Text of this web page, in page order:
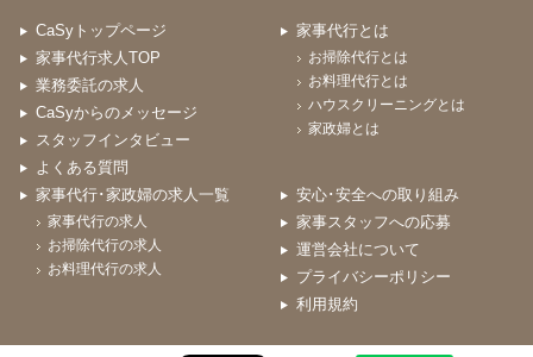
CaSyトップページ
家事代行求人TOP
業務委託の求人
CaSyからのメッセージ
スタッフインタビュー
よくある質問
家事代行とは
お掃除代行とは
お料理代行とは
ハウスクリーニングとは
家政婦とは
家事代行･家政婦の求人一覧
家事代行の求人
お掃除代行の求人
お料理代行の求人
安心･安全への取り組み
家事スタッフへの応募
運営会社について
プライバシーポリシー
利用規約